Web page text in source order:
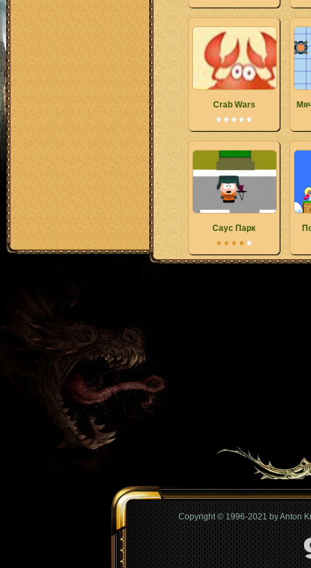
Crab Wars
Саус Парк
Copyright © 1996-2021 by Anton